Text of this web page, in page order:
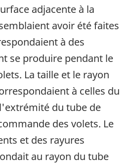
adjacente à la
avoir été faites
à des
se produire pendant le
La taille et le rayon
à celles du
du tube de
des volets. Le
et des rayures
au rayon du tube